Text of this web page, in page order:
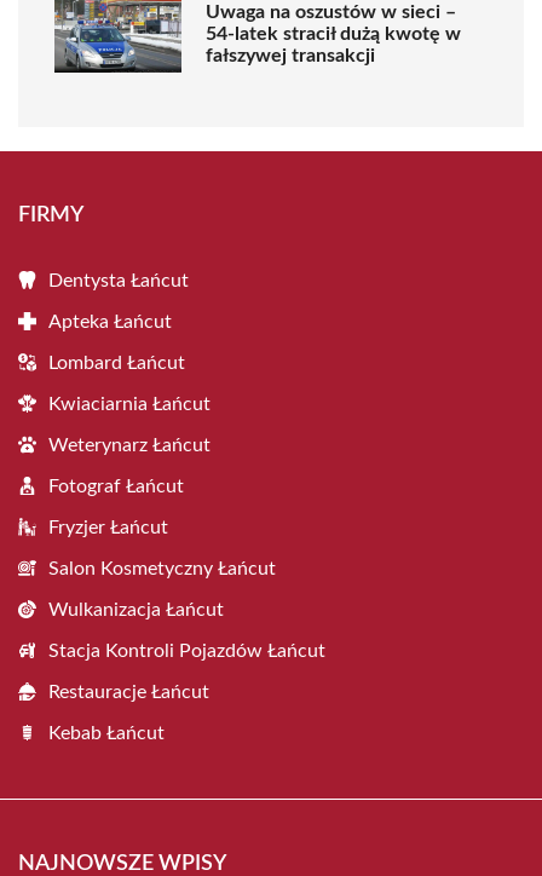
Uwaga na oszustów w sieci –
54-latek stracił dużą kwotę w
fałszywej transakcji
FIRMY
Dentysta Łańcut
Apteka Łańcut
Lombard Łańcut
Kwiaciarnia Łańcut
Weterynarz Łańcut
Fotograf Łańcut
Fryzjer Łańcut
Salon Kosmetyczny Łańcut
Wulkanizacja Łańcut
Stacja Kontroli Pojazdów Łańcut
Restauracje Łańcut
Kebab Łańcut
NAJNOWSZE WPISY